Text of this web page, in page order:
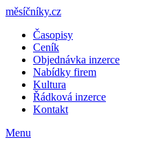
měsíčníky.cz
Časopisy
Ceník
Objednávka inzerce
Nabídky firem
Kultura
Řádková inzerce
Kontakt
Menu